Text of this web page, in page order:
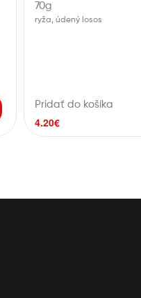
70g
ryža, údený losos
Pridať do košíka
4.20€